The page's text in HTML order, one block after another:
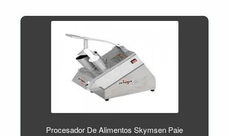
Procesador De Alimentos Skymsen Paie